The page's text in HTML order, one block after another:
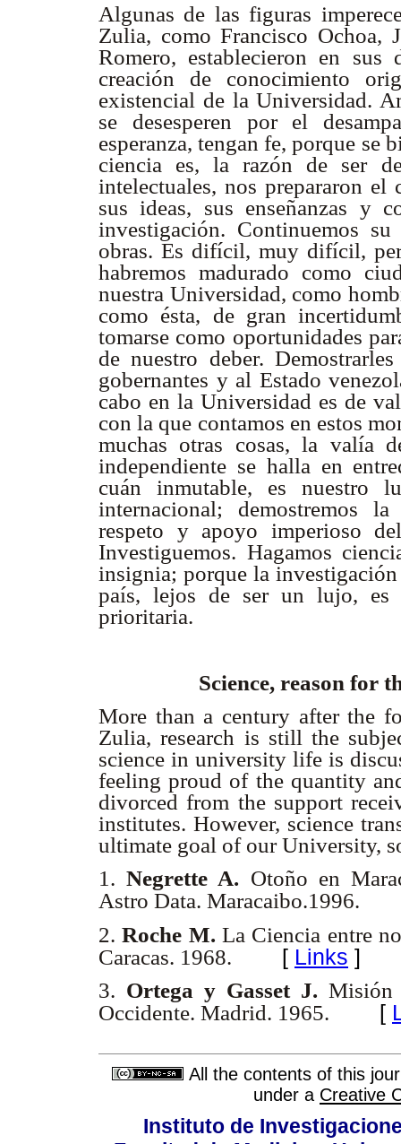
Algunas de las figuras
Zulia, como Francisco Ochoa,
Romero, establecieron en
creación de conocimiento
existencial de la Universidad.
se desesperen por el
esperanza, tengan fe, porque se
ciencia es, la razón de ser
intelectuales, nos prepararon el
sus ideas, sus enseñanzas y
investigación. Continuemos
obras. Es difícil, muy difícil,
habremos madurado como
nuestra Universidad, como
como ésta, de gran
tomarse como oportunidades
de nuestro deber.
gobernantes y al Estado
cabo en la Universidad es de
con la que contamos en estos
muchas otras cosas, la valía
independiente se halla en
cuán inmutable, es nuestro
internacional; demostremos
respeto y apoyo imperioso
Investiguemos. Hagamos
insignia; porque la
país, lejos de ser un lujo, es
prioritaria.
Science, reason for
More than a century after the
Zulia, research is still the
science in university life is
feeling proud of the quantity
divorced from the support
institutes. However, science
ultimate goal of our University,
1.Negrette A. Otoño en
Astro Data. Maracaibo.1996.
2.Roche M. La Ciencia entre
Caracas. 1968. [ Links ]
3. Ortega y Gasset J. Misión
Occidente. Madrid. 1965. [
All the contents of this
under a Creative
Instituto de